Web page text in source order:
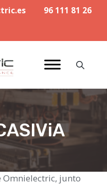
96 111 81 26
Omnielectric, junto